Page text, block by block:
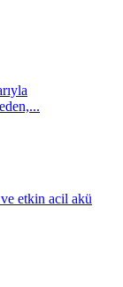
etkin acil akü